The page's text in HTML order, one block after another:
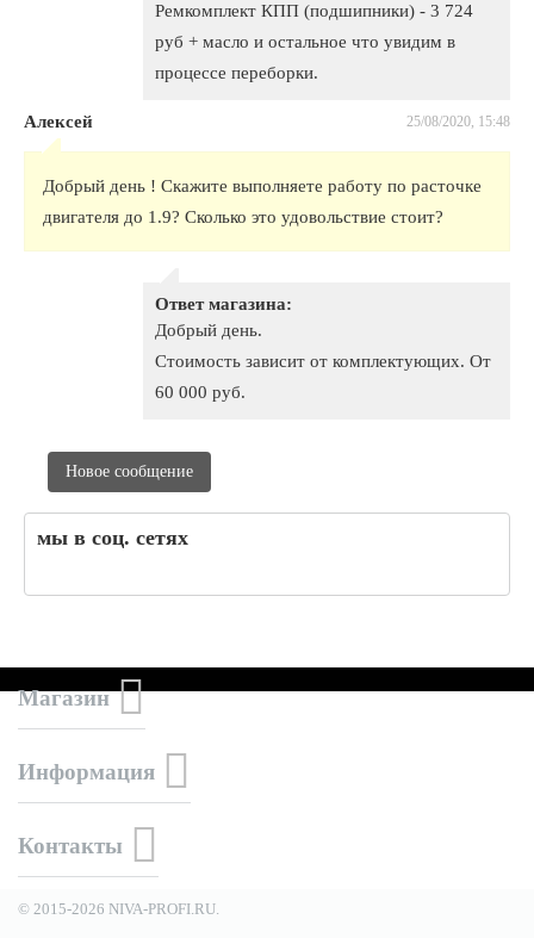
Ремкомплект КПП (подшипники) - 3 724
руб + масло и остальное что увидим в
процессе переборки.
Алексей 25/08/2020, 15:48
Добрый день ! Скажите выполняете работу по расточке
двигателя до 1.9? Сколько это удовольствие стоит?
Ответ магазина:
Добрый день.
Стоимость зависит от комплектующих. От
60 000 руб.
Новое сообщение
мы в соц. сетях
Магазин
Информация
Контакты
© 2015-2026 NIVA-PROFI.RU.